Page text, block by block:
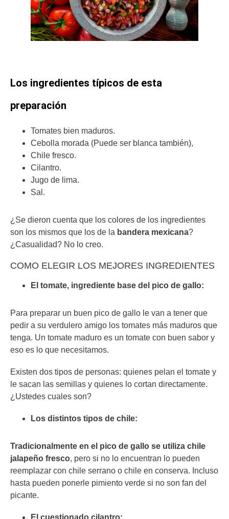
Los ingredientes típicos de esta
preparación
Tomates bien maduros.
Cebolla morada (Puede ser blanca también),
Chile fresco.
Cilantro.
Jugo de lima.
Sal.
¿Se dieron cuenta que los colores de los ingredientes
son los mismos que los de la bandera mexicana?
¿Casualidad? No lo creo.
COMO ELEGIR LOS MEJORES INGREDIENTES
El tomate, ingrediente base del pico de gallo:
Para preparar un buen pico de gallo le van a tener que
pedir a su verdulero amigo los tomates más maduros que
tenga. Un tomate maduro es un tomate con buen sabor y
eso es lo que necesitamos.
Existen dos tipos de personas: quienes pelan el tomate y
le sacan las semillas y quienes lo cortan directamente.
¿Ustedes cuales son?
Los distintos tipos de chile:
Tradicionalmente en el pico de gallo se utiliza chile
jalapeño fresco, pero si no lo encuentran lo pueden
reemplazar con chile serrano o chile en conserva. Incluso
hasta pueden ponerle pimiento verde si no son fan del
picante.